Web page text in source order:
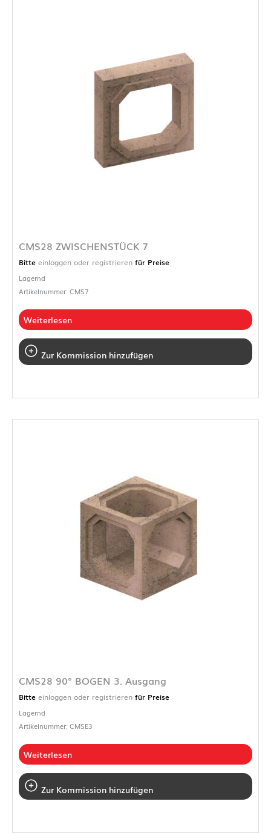
CMS28 ZWISCHENSTÜCK 7
Bitte einloggen oder registrieren für Preise
Lagernd
Artikelnummer: CMS7
Weiterlesen
Zur Kommission hinzufügen
CMS28 90° BOGEN 3. Ausgang
Bitte einloggen oder registrieren für Preise
Lagernd
Artikelnummer: CMSE3
Weiterlesen
Zur Kommission hinzufügen